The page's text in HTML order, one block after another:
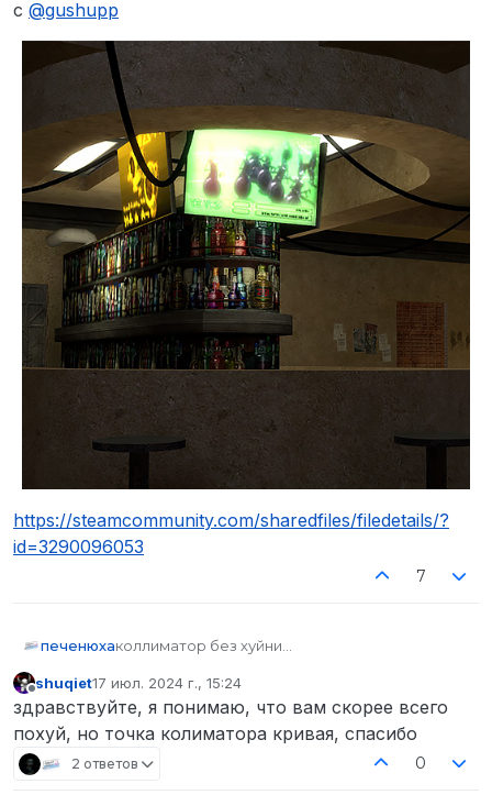
единственные явные недочеты которые могут
возникнуть это не совсем правильное
наложение в некоторых местах, и возможная
неработоспособность некоторой женской
одежды созданной к праздникам и тому
подобному (хотя в дальнейшем это можно
пофиксить)
скачать
с @gushupp
https://steamcommunity.com/sharedfiles/filedetails/?
id=3290096053
7
печенюхаколлиматор без хуйни
shuqiet17 июл. 2024 г., 15:24
отредактировано
здравствуйте, я понимаю, что вам скорее всего
похуй, но точка колиматора кривая, спасибо
2 ответов 0